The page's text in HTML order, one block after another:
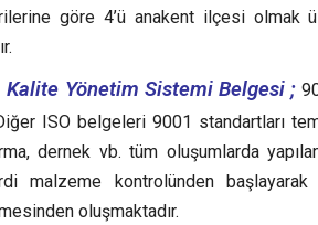
göre 4’ü anakent ilçesi
Kalite Yönetim Sistemi Belgesi ;
ISO belgeleri 9001 standartları
dernek vb. tüm oluşumlarda
malzeme kontrolünden
oluşmaktadır.